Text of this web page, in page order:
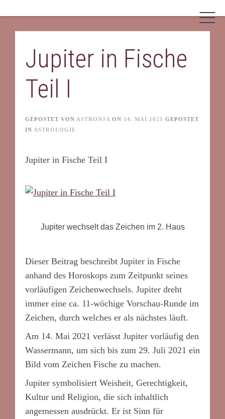
contentJupiter in Fische
Teil I
GEPOSTET VON ASTRONJA ON 14. MAI 2021 GEPOSTET
IN ASTROLOGIE
Jupiter in Fische Teil I
Jupiter wechselt das Zeichen im 2. Haus
Dieser Beitrag beschreibt Jupiter in Fische
anhand des Horoskops zum Zeitpunkt seines
vorläufigen Zeichenwechsels. Jupiter dreht
immer eine ca. 11-wöchige Vorschau-Runde im
Zeichen, durch welches er als nächstes läuft.
Am 14. Mai 2021 verlässt Jupiter vorläufig den
Wassermann, um sich bis zum 29. Juli 2021 ein
Bild vom Zeichen Fische zu machen.
Jupiter symbolisiert Weisheit, Gerechtigkeit,
Kultur und Religion, die sich inhaltlich
angemessen ausdrückt. Er ist Sinn für